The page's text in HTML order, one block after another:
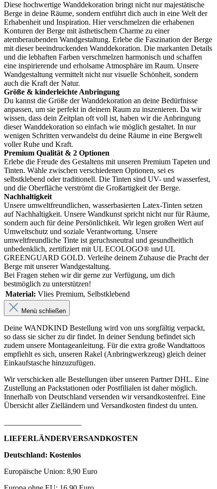
Diese hochwertige Wanddekoration bringt nicht nur majestätische
Berge in deine Räume, sondern entführt dich auch in eine Welt der
Erhabenheit und Inspiration. Hier verschmelzen die erhabenen
Konturen der Berge mit ästhetischem Charme zu einer
atemberaubenden Wandgestaltung. Erlebe die Faszination der Berge
mit dieser beeindruckenden Wanddekoration. Die markanten Details
und die lebhaften Farben verschmelzen harmonisch und schaffen
eine inspirierende und erholsame Atmosphäre im Raum. Unsere
Wandgestaltung vermittelt nicht nur visuelle Schönheit, sondern
auch die Kraft der Natur.
Größe & kinderleichte Anbringung
Du kannst die Größe der Wanddekoration an deine Bedürfnisse
anpassen, um sie perfekt in deinem Raum zu inszenieren. Da wir
wissen, dass dein Zeitplan oft voll ist, haben wir die Anbringung
dieser Wanddekoration so einfach wie möglich gestaltet. In nur
wenigen Schritten verwandelst du deine Räume in eine Bergwelt
voller Ruhe und Kraft.
Premium Qualität & 2 Optionen
Erlebe die Freude des Gestaltens mit unseren Premium Tapeten und
Tinten. Wähle zwischen verschiedenen Optionen, sei es
selbstklebend oder traditionell. Die Tinten sind UV- und wasserfest,
und die Oberfläche verströmt die Großartigkeit der Berge.
Nachhaltigkeit
Unsere umweltfreundlichen, wasserbasierten Latex-Tinten setzen
auf Nachhaltigkeit. Unsere Wandkunst spricht nicht nur für Räume,
sondern auch für deine Persönlichkeit. Wir legen großen Wert auf
Umweltschutz und soziale Verantwortung. Unsere
umweltfreundliche Tinte ist geruchsneutral und gesundheitlich
unbedenklich, zertifiziert mit UL ECOLOGO® und UL
GREENGUARD GOLD. Verleihe deinem Zuhause die Pracht der
Berge mit unserer Wandgestaltung.
Bei Fragen stehen wir dir gerne zur Verfügung, um dich
bestmöglich zu unterstützen!
Material: Vlies Premium, Selbstklebend
Menü schließen
Deine WANDKIND Bestellung wird von uns sorgfältig verpackt,
so dass sie sicher zu dir findet. In deiner Sendung befindet sich
zudem unsere Montageanleitung. Für die extra große Wandtattoos
empfiehlt es sich, unseren Rakel (Anbringwerkzeug) gleich deiner
Einkaufstasche hinzuzufügen.
Wir verschicken alle Bestellungen über unseren Partner DHL. Eine
Zustellung an Packstationen oder Postfilialen ist daher möglich.
Innerhalb von Deutschland versenden wir versandkostenfrei. Eine
Übersicht aller Zielländern und Versandkosten findest du unten.
LIEFERLÄNDERVERSANDKOSTEN
Deutschland: Kostenlos
Europäische Union: 8,90 Euro